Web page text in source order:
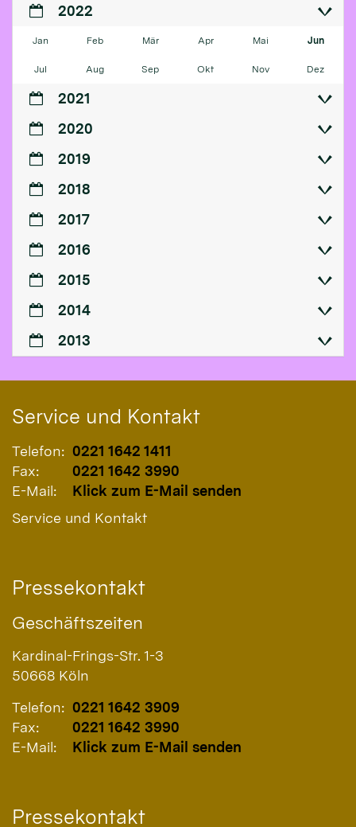
2022
Jan Feb Mär Apr Mai Jun
Jul Aug Sep Okt Nov Dez
2021
2020
2019
2018
2017
2016
2015
2014
2013
Service und Kontakt
Telefon: 0221 1642 1411
Fax:
0221 1642 3990
E-Mail:
Klick zum E-Mail senden
Service und Kontakt
Pressekontakt
Geschäftszeiten
Kardinal-Frings-Str. 1-3
50668 Köln
Telefon: 0221 1642 3909
Fax:
0221 1642 3990
E-Mail:
Klick zum E-Mail senden
Pressekontakt